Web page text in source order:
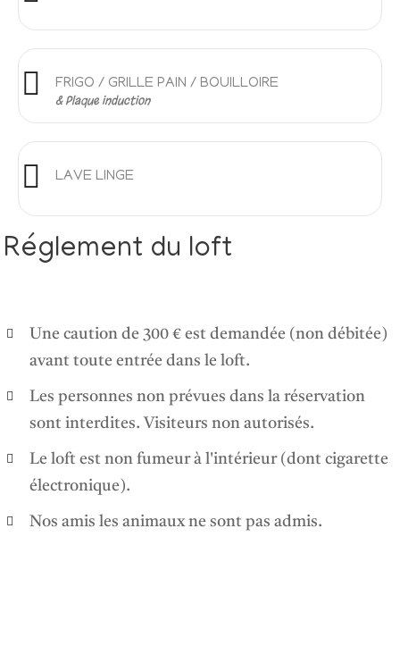
FRIGO / GRILLE PAIN / BOUILLOIRE
& Plaque induction
LAVE LINGE
Réglement du loft
Une caution de 300 € est demandée (non débitée)
avant toute entrée dans le loft.
Les personnes non prévues dans la réservation
sont interdites. Visiteurs non autorisés.
Le loft est non fumeur à l'intérieur (dont cigarette
électronique).
Nos amis les animaux ne sont pas admis.